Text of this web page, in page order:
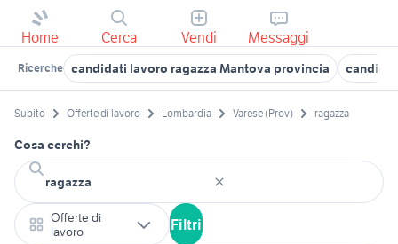
Home Cerca Vendi Messaggi
Ricerche candidati lavoro ragazza Mantova provincia
Subito Offerte di lavoro Lombardia Varese (Prov) ragazza
Cosa cerchi?
Offerte di
lavoro
Filtri